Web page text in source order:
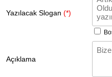
Yazılacak Slogan (*)
Açıklama